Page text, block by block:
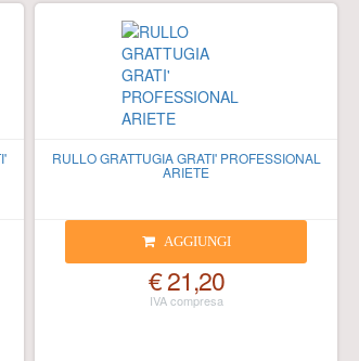
RULLO GRATTUGIA GRATI' PROFESSIONAL
ARIETE
AGGIUNGI
€ 21,20